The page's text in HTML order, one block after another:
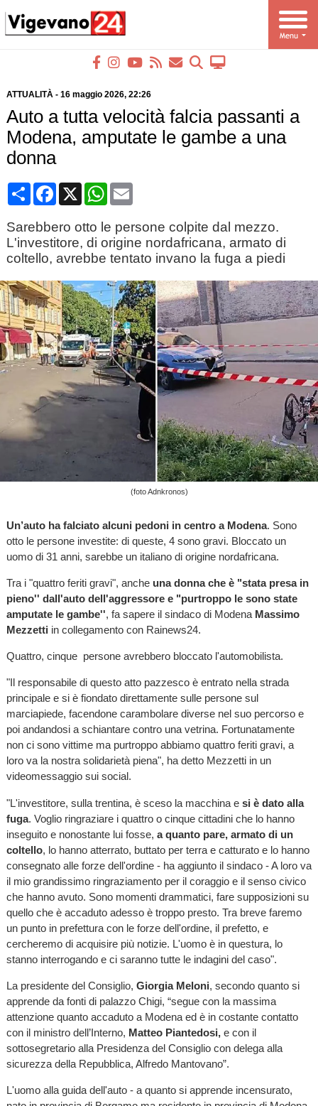
ATTUALITÀ- 16 maggio 2026, 22:26
Auto a tutta velocità falcia passanti a
Modena, amputate le gambe a una
donna
CondividiFacebook
X WhatsApp
Email
Sarebbero otto le persone colpite dal mezzo.
L'investitore, di origine nordafricana, armato di
coltello, avrebbe tentato invano la fuga a piedi
(foto Adnkronos)
Un’auto ha falciato alcuni pedoni in centro a Modena. Sono
otto le persone investite: di queste, 4 sono gravi. Bloccato un
uomo di 31 anni, sarebbe un italiano di origine nordafricana.
Tra i "quattro feriti gravi", anche una donna che è "stata presa in
pieno'' dall'auto dell'aggressore e "purtroppo le sono state
amputate le gambe'', fa sapere il sindaco di Modena Massimo
Mezzetti in collegamento con Rainews24.
Quattro, cinque persone avrebbero bloccato l'automobilista.
"Il responsabile di questo atto pazzesco è entrato nella strada
principale e si è fiondato direttamente sulle persone sul
marciapiede, facendone carambolare diverse nel suo percorso e
poi andandosi a schiantare contro una vetrina. Fortunatamente
non ci sono vittime ma purtroppo abbiamo quattro feriti gravi, a
loro va la nostra solidarietà piena", ha detto Mezzetti in un
videomessaggio sui social.
"L'investitore, sulla trentina, è sceso la macchina e si è dato alla
fuga. Voglio ringraziare i quattro o cinque cittadini che lo hanno
inseguito e nonostante lui fosse, a quanto pare, armato di un
coltello, lo hanno atterrato, buttato per terra e catturato e lo hanno
consegnato alle forze dell'ordine - ha aggiunto il sindaco - A loro va
il mio grandissimo ringraziamento per il coraggio e il senso civico
che hanno avuto. Sono momenti drammatici, fare supposizioni su
quello che è accaduto adesso è troppo presto. Tra breve faremo
un punto in prefettura con le forze dell'ordine, il prefetto, e
cercheremo di acquisire più notizie. L'uomo è in questura, lo
stanno interrogando e ci saranno tutte le indagini del caso".
La presidente del Consiglio, Giorgia Meloni, secondo quanto si
apprende da fonti di palazzo Chigi, “segue con la massima
attenzione quanto accaduto a Modena ed è in costante contatto
con il ministro dell’Interno, Matteo Piantedosi,e con il
sottosegretario alla Presidenza del Consiglio con delega alla
sicurezza della Repubblica, Alfredo Mantovano”.
L'uomo alla guida dell'auto - a quanto si apprende incensurato,